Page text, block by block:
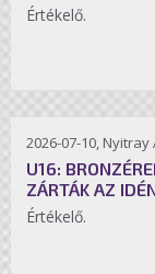
Értékelő.
2026-07-10, Nyitray
U16:
ZÁRTÁK AZ
Értékelő.